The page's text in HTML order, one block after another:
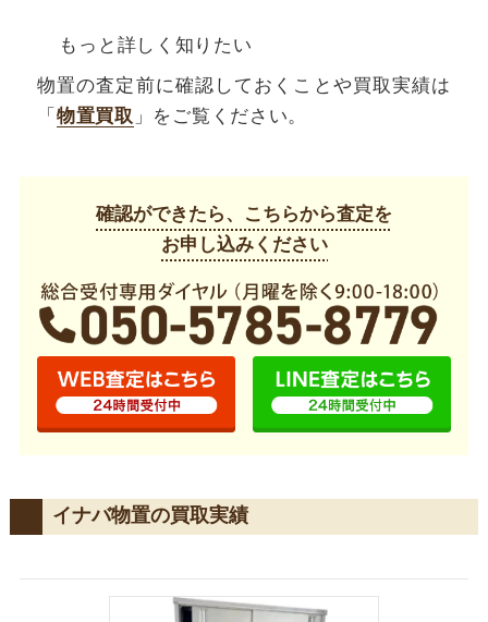
もっと詳しく知りたい
物置の査定前に確認しておくことや買取実績は
「 物置買取 」をご覧ください。
確認ができたら、こちらから査定を
お申し込みください
イナバ物置の買取実績